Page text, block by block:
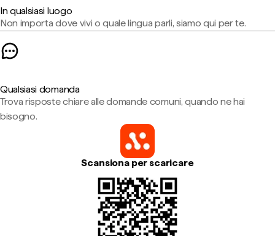
In qualsiasi luogo
Non importa dove vivi o quale lingua parli, siamo qui per te.
Qualsiasi domanda
Trova risposte chiare alle domande comuni, quando ne hai
bisogno.
Scansiona per scaricare